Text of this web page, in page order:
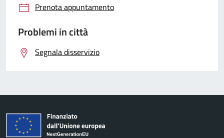
Prenota appuntamento
Problemi in città
Segnala disservizio